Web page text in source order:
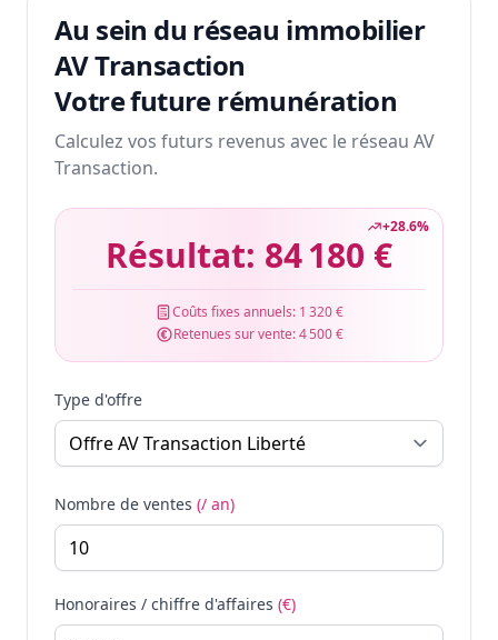
Au sein du réseau immobilier
AV Transaction
Votre future rémunération
Calculez vos futurs revenus avec le réseau AV
Transaction.
+28.6%
Résultat: 84 180 €
Coûts fixes annuels: 1 320 €
Retenues sur vente:4 500 €
Type d'offre
Nombre de ventes (/ an)
Honoraires / chiffre d'affaires (€)